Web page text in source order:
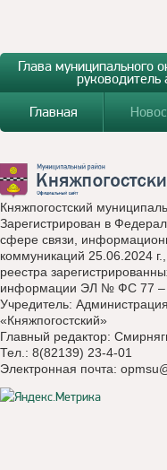
Глава муниципального
руководитель
Главная
Княжпогостский
Зарегистрирован в
сфере связи,
коммуникаций 25.06.2024
реестра
информации ЭЛ № ФС 77 –
Учредитель:
«Княжпогостский»
Главный редактор:
Тел.: 8(82139) 23-4-01
Электронная почта: